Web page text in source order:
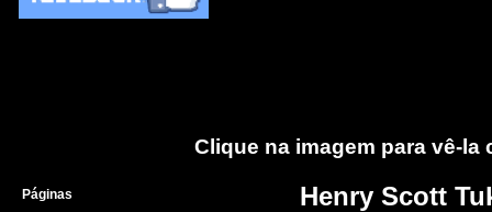
Páginas
Clique na imagem para vê-la
Henry Scott